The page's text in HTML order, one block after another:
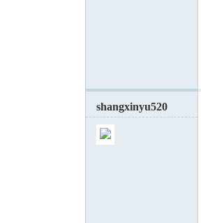
shangxinyu520